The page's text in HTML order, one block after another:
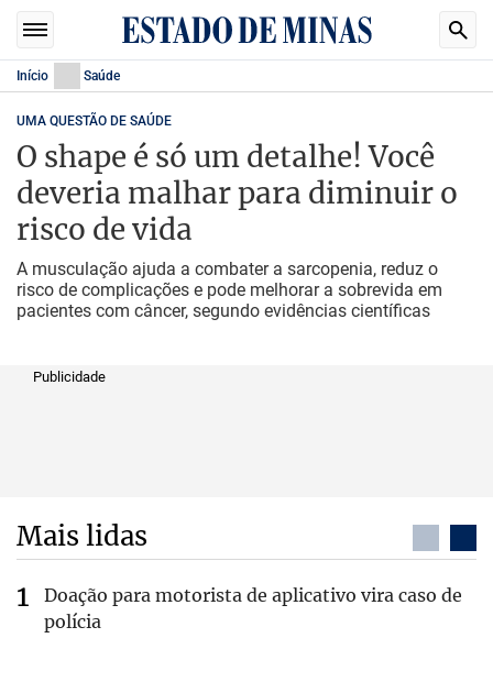
Início Saúde
UMA QUESTÃO DE SAÚDE
O shape é só um detalhe! Você
deveria malhar para diminuir o
risco de vida
A musculação ajuda a combater a sarcopenia, reduz o
risco de complicações e pode melhorar a sobrevida em
pacientes com câncer, segundo evidências científicas
Publicidade
Mais lidas
Doação para motorista de aplicativo vira caso de
polícia